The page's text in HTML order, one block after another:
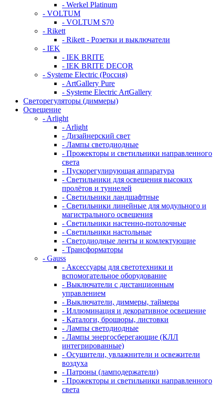
- Werkel Platinum
- VOLTUM
- VOLTUM S70
- Rikett
- Rikett - Розетки и выключатели
- IEK
- IEK BRITE
- IEK BRITE DECOR
- Systeme Electric (Россия)
- ArtGallery Pure
- Systeme Electric ArtGallery
Светорегуляторы (диммеры)
Освещение
- Arlight
- Arlight
- Дизайнерский свет
- Лампы светодиодные
- Прожекторы и светильники направленного
света
- Пускорегулирующая аппаратура
- Светильники для освещения высоких
пролётов и туннелей
- Светильники ландшафтные
- Светильники линейные для модульного и
магистрального освещения
- Светильники настенно-потолочные
- Светильники настольные
- Светодиодные ленты и комлектующие
- Трансформаторы
- Gauss
- Аксессуары для светотехники и
вспомогательное оборудование
- Выключатели с дистанционным
управлением
- Выключатели, диммеры, таймеры
- Иллюминация и декоративное освещение
- Каталоги, брошюры, листовки
- Лампы светодиодные
- Лампы энергосберегающие (КЛЛ
интегрированные)
- Осушители, увлажнители и освежители
воздуха
- Патроны (ламподержатели)
- Прожекторы и светильники направленного
света